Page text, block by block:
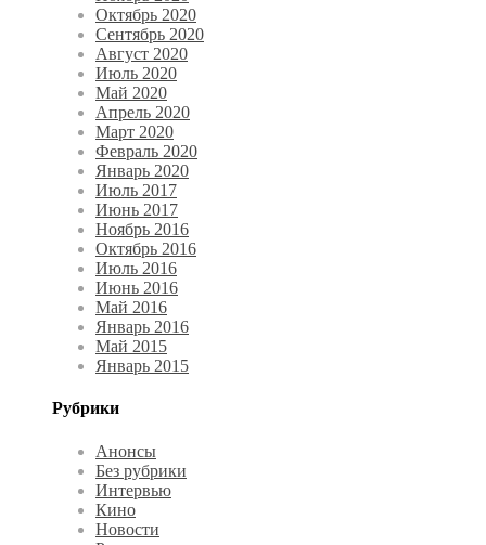
Октябрь 2020
Сентябрь 2020
Август 2020
Июль 2020
Май 2020
Апрель 2020
Март 2020
Февраль 2020
Январь 2020
Июль 2017
Июнь 2017
Ноябрь 2016
Октябрь 2016
Июль 2016
Июнь 2016
Май 2016
Январь 2016
Май 2015
Январь 2015
Рубрики
Анонсы
Без рубрики
Интервью
Кино
Новости